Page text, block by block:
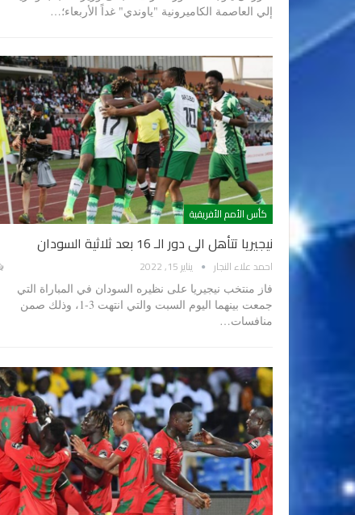
إلي العاصمة الكاميرونية "ياوندي" غداً الأربعاء؛…
كأس الأمم الأفريقية
نيجيريا تتأهل الى دور الـ 16 بعد ثلاثية السودان
احمد علاء النجار يناير 15, 2022
فاز منتخب نيجيريا على نظيره السودان في المباراة التي
جمعت بينهما اليوم السبت والتي انتهت 3-1، وذلك صمن
منافسات…